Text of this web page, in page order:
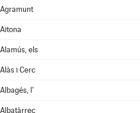
Agramunt
Aitona
Alamús, els
Alàs i Cerc
Albagés, l'
Albatàrrec